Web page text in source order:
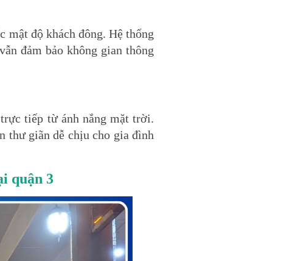
mật độ khách đông. Hệ thống
đảm bảo không gian thông
tiếp từ ánh nắng mặt trời.
thư giãn dễ chịu cho gia đình
quận 3